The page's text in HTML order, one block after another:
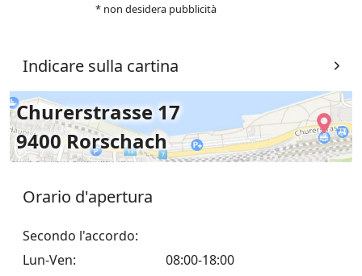
* non desidera pubblicità
Indicare sulla cartina
Churerstrasse 17
9400 Rorschach
Orario d'apertura
Secondo l'accordo:
Lun-Ven: 08:00-18:00